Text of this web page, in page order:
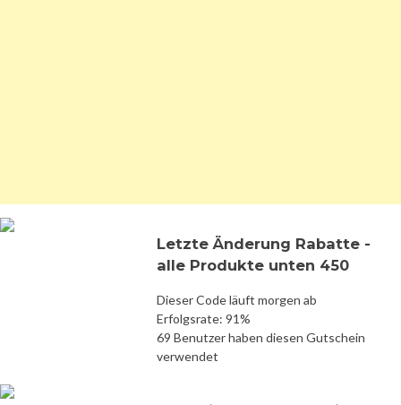
Letzte Änderung Rabatte -
alle Produkte unten 450
Dieser Code läuft morgen ab
Erfolgsrate: 91%
69 Benutzer haben diesen Gutschein
verwendet